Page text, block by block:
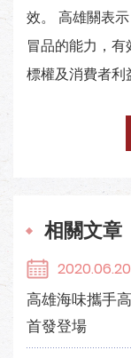
效。 高雄關表
冒品的能力，
標權及消費者利
相關文章
2020.06.20
高雄海味攜手
首發登場